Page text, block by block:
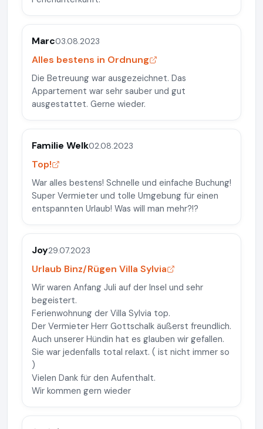
Marc03.08.2023
Alles bestens in Ordnung
Die Betreuung war ausgezeichnet. Das
Appartement war sehr sauber und gut
ausgestattet. Gerne wieder.
Familie Welk02.08.2023
Top!
War alles bestens! Schnelle und einfache Buchung!
Super Vermieter und tolle Umgebung für einen
entspannten Urlaub! Was will man mehr?!?
Joy29.07.2023
Urlaub Binz/Rügen Villa Sylvia
Wir waren Anfang Juli auf der Insel und sehr
begeistert.
Ferienwohnung der Villa Sylvia top.
Der Vermieter Herr Gottschalk äußerst freundlich.
Auch unserer Hündin hat es glauben wir gefallen.
Sie war jedenfalls total relaxt. ( ist nicht immer so
)
Vielen Dank für den Aufenthalt.
Wir kommen gern wieder